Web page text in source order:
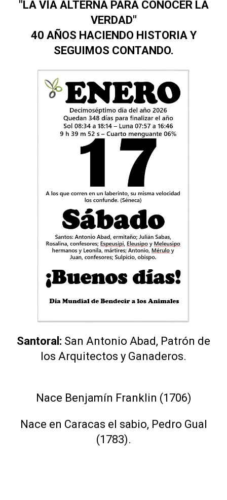
"LA VÍA ALTERNA PARA CONOCER LA
VERDAD"
40 AÑOS HACIENDO HISTORIA Y
SEGUIMOS CONTANDO.
Santoral: San Antonio Abad, Patrón de
los Arquitectos y Ganaderos.
Nace Benjamín Franklin (1706)
Nace en Caracas el sabio, Pedro Gual
(1783).